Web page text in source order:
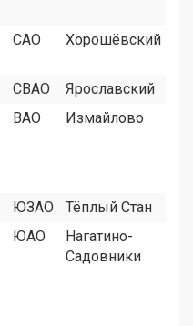
САО Хорошёвский
СВАО
Ярославский
ВАО Измайлово
ЮЗАО
Тёплый Стан
ЮАО
Нагатино-
Садовники